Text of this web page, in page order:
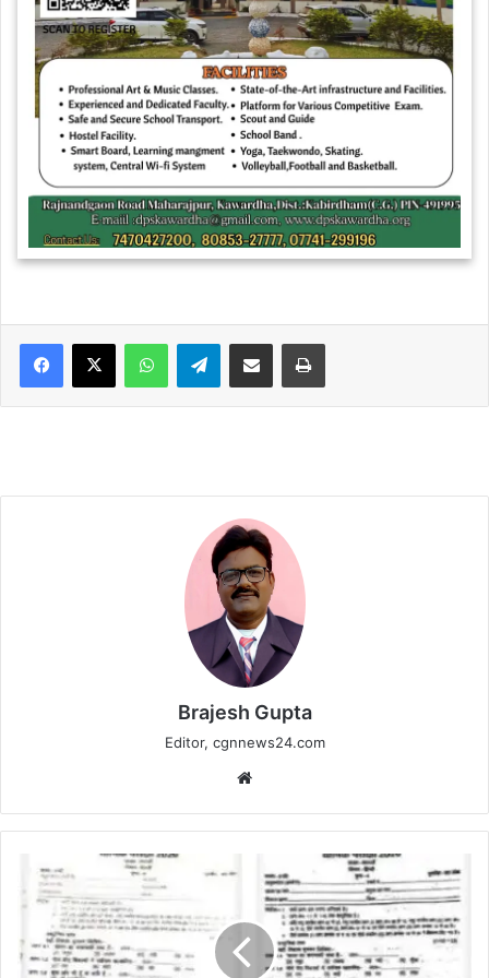
WhatsAppTelegramShare via Email Print
Brajesh Gupta
Editor, cgnnews24.com
जिलों
में
जैसे